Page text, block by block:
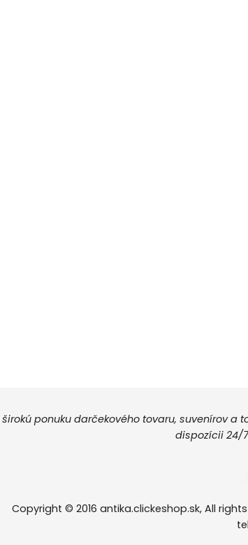
ponuku darčekového tovaru, suvenírov
dispozícii 24/
Copyright © 2016 antika.clickeshop.sk, All